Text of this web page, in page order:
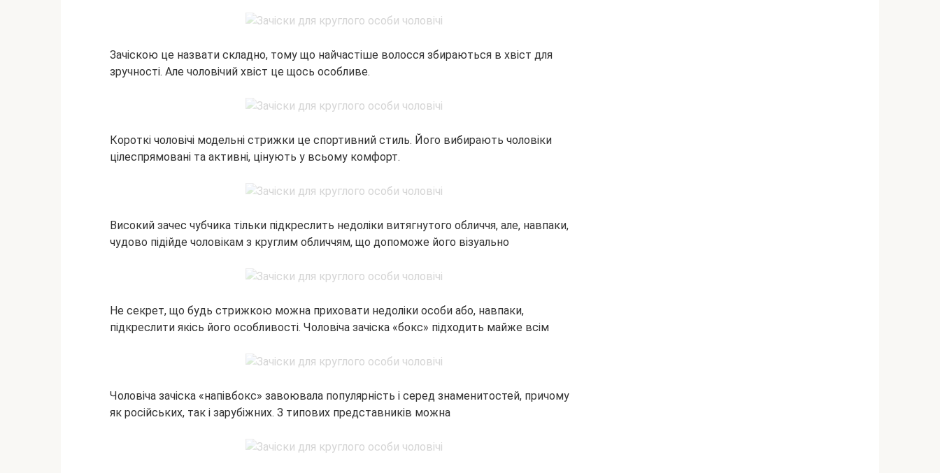
Зачіскою це назвати складно, тому що найчастіше волосся збираються в хвіст для
зручності. Але чоловічий хвіст це щось особливе.
Короткі чоловічі модельні стрижки це спортивний стиль. Його вибирають чоловіки
цілеспрямовані та активні, цінують у всьому комфорт.
Високий зачес чубчика тільки підкреслить недоліки витягнутого обличчя, але, навпаки,
чудово підійде чоловікам з круглим обличчям, що допоможе його візуально
Не секрет, що будь стрижкою можна приховати недоліки особи або, навпаки,
підкреслити якісь його особливості. Чоловіча зачіска «бокс» підходить майже всім
Чоловіча зачіска «напівбокс» завоювала популярність і серед знаменитостей, причому
як російських, так і зарубіжних. З типових представників можна